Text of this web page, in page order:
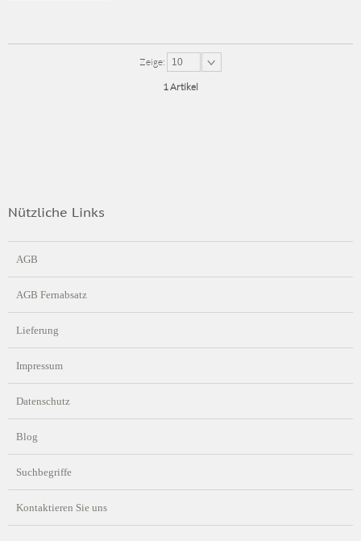
Zeige: 10
1 Artikel
Nützliche Links
AGB
AGB Fernabsatz
Lieferung
Impressum
Datenschutz
Blog
Suchbegriffe
Kontaktieren Sie uns